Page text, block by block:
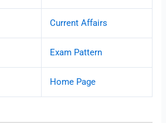
Current Affairs
Exam Pattern
Home Page